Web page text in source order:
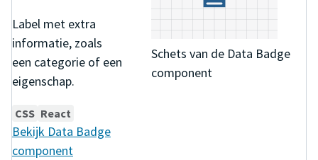
Schets van de Data Badge
component
Label met extra
informatie, zoals
een categorie of een
eigenschap.
CSS React
Bekijk Data Badge
component